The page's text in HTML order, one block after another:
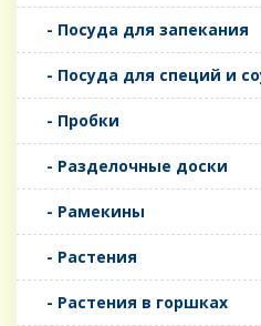
- Посуда для запекания
- Посуда для специй и
- Пробки
- Разделочные доски
- Рамекины
- Растения
- Растения в горшках